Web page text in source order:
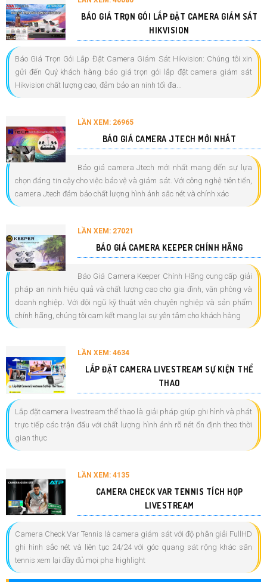
BÁO GIÁ TRỌN GÓI LẮP ĐẶT CAMERA GIÁM SÁT
HIKVISION
Báo Giá Trọn Gói Lắp Đặt Camera Giám Sát Hikvision: Chúng tôi xin
gửi đến Quý khách hàng báo giá trọn gói lắp đặt camera giám sát
Hikvision chất lượng cao, đảm bảo an ninh tối đa...
LẦN XEM: 26965
BÁO GIÁ CAMERA JTECH MỚI NHẤT
Báo giá camera Jtech mới nhất mang đến sự lựa
chọn đáng tin cậy cho việc bảo vệ và giám sát. Với công nghệ tiên tiến,
camera Jtech đảm bảo chất lượng hình ảnh sắc nét và chính xác
LẦN XEM: 27021
BÁO GIÁ CAMERA KEEPER CHÍNH HÃNG
Báo Giá Camera Keeper Chính Hãng cung cấp giải
pháp an ninh hiệu quả và chất lượng cao cho gia đình, văn phòng và
doanh nghiệp. Với đội ngũ kỹ thuật viên chuyên nghiệp và sản phẩm
chính hãng, chúng tôi cam kết mang lại sự yên tâm cho khách hàng
LẦN XEM: 4634
LẮP ĐẶT CAMERA LIVESTREAM SỰ KIỆN THỂ
THAO
Lắp đặt camera livestream thể thao là giải pháp giúp ghi hình và phát
trực tiếp các trận đấu với chất lượng hình ảnh rõ nét ổn định theo thời
gian thực
LẦN XEM: 4135
CAMERA CHECK VAR TENNIS TÍCH HỢP
LIVESTREAM
Camera Check Var Tennis là camera giám sát với độ phân giải FullHD
ghi hình sắc nét và liên tục 24/24 với góc quang sát rộng khác sân
tennis xem lại đầy đủ mọi pha highlight